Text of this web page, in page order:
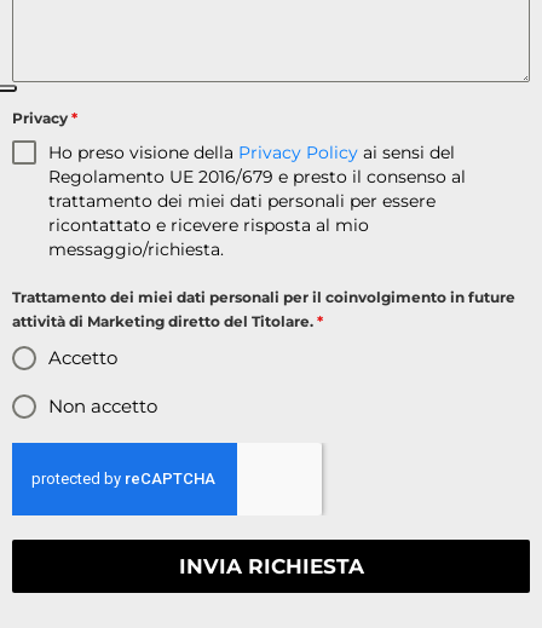
Privacy *
Ho preso visione della Privacy Policy ai sensi del
Regolamento UE 2016/679 e presto il consenso al
trattamento dei miei dati personali per essere
ricontattato e ricevere risposta al mio
messaggio/richiesta.
Trattamento dei miei dati personali per il coinvolgimento in future
attività di Marketing diretto del Titolare. *
Accetto
Non accetto
INVIA RICHIESTA